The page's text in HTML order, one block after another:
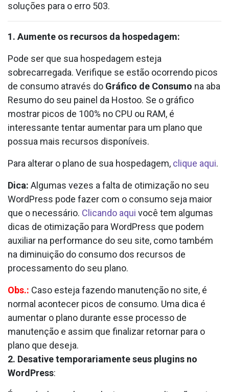
soluções para o erro 503.
1. Aumente os recursos da hospedagem:
Pode ser que sua hospedagem esteja
sobrecarregada. Verifique se estão ocorrendo picos
de consumo através do Gráfico de Consumo na aba
Resumo do seu painel da Hostoo. Se o gráfico
mostrar picos de 100% no CPU ou RAM, é
interessante tentar aumentar para um plano que
possua mais recursos disponíveis.
Para alterar o plano de sua hospedagem, clique aqui.
Dica: Algumas vezes a falta de otimização no seu
WordPress pode fazer com o consumo seja maior
que o necessário. Clicando aqui você tem algumas
dicas de otimização para WordPress que podem
auxiliar na performance do seu site, como também
na diminuição do consumo dos recursos de
processamento do seu plano.
Obs.: Caso esteja fazendo manutenção no site, é
normal acontecer picos de consumo. Uma dica é
aumentar o plano durante esse processo de
manutenção e assim que finalizar retornar para o
plano que deseja.
2. Desative temporariamente seus plugins no
WordPress: